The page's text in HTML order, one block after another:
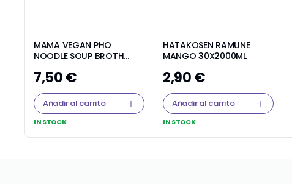
MAMA VEGAN PHO
NOODLE SOUP BROTH
7,50€
Añadir al carrito
IN STOCK
HATAKOSEN RAMUNE
MANGO 30X2000ML
2,90€
Añadir al carrito
IN STOCK